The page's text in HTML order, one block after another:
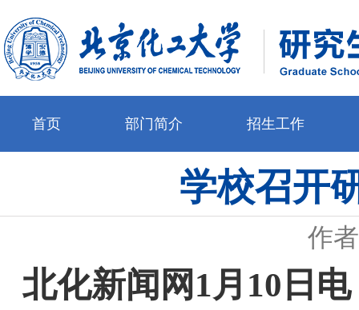
首页 部门简介 招生工作
学校召开
作
北化新闻网1月10日电